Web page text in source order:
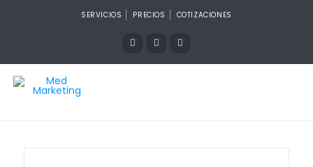
SERVICIOS PRECIOS COTIZACIONES